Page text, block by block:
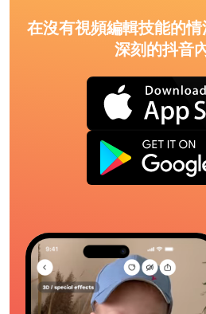
在沒有視頻編輯技能的
深刻的抖音